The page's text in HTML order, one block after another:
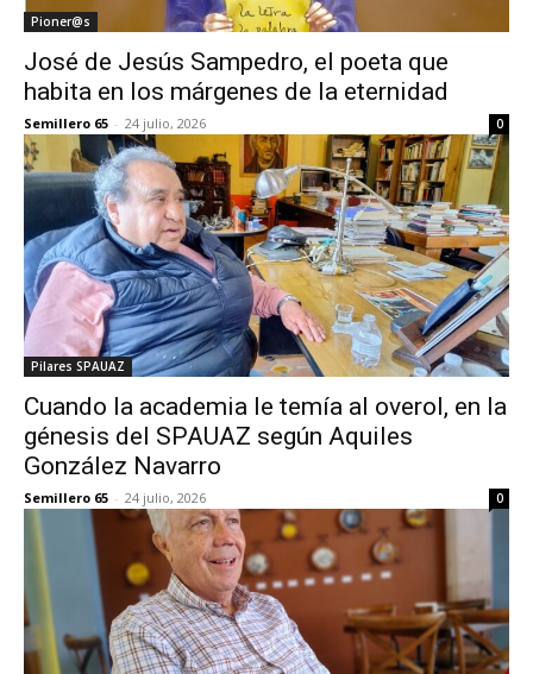
Pioner@s
José de Jesús Sampedro, el poeta que
habita en los márgenes de la eternidad
Semillero 65 - 24 julio, 2026 0
Pilares SPAUAZ
Cuando la academia le temía al overol, en la
génesis del SPAUAZ según Aquiles
González Navarro
Semillero 65 - 24 julio, 2026 0